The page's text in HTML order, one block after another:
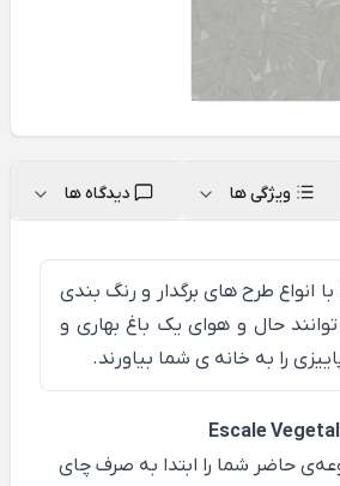
ویژگی ها دیدگاه ها
با انواع طرح های برگدار و رنگ بندی
حال و هوای یک باغ بهاری و
را به خانه ی شما بیاورند.
حاضر شما را ابتدا به صرف چای